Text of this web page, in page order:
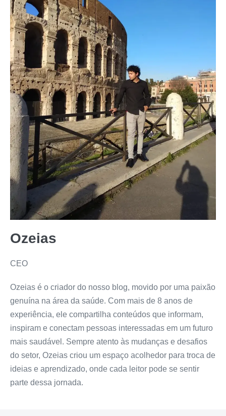
Ozeias
CEO
Ozeias é o criador do nosso blog, movido por uma paixão
genuína na área da saúde. Com mais de 8 anos de
experiência, ele compartilha conteúdos que informam,
inspiram e conectam pessoas interessadas em um futuro
mais saudável. Sempre atento às mudanças e desafios
do setor, Ozeias criou um espaço acolhedor para troca de
ideias e aprendizado, onde cada leitor pode se sentir
parte dessa jornada.